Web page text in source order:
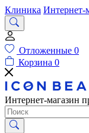
Клиника Интернет-
Отложенные 0
Корзина 0
Интернет-магазин